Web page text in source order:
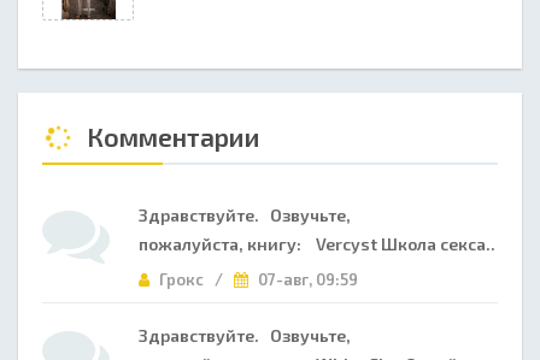
Комментарии
Здравствуйте. Озвучьте,
пожалуйста, книгу: Vercyst Школа секса..
Грокс / 07-авг, 09:59
Здравствуйте. Озвучьте,